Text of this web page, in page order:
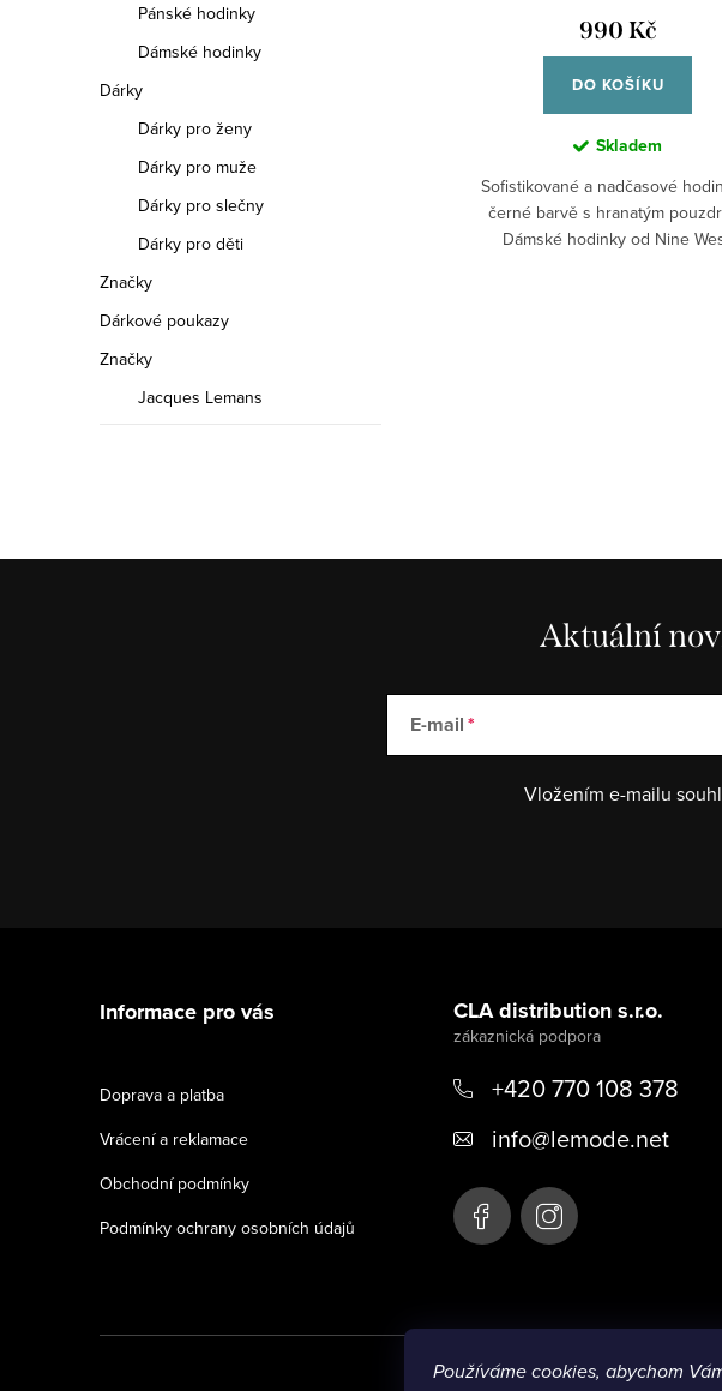
Používáme cookies, abychom
Pánské hodinky
Dámské hodinky
Dárky
Dárky pro ženy
Dárky pro muže
Dárky pro slečny
Dárky pro děti
Značky
Dárkové poukazy
Značky
Jacques Lemans
990 Kč
DO KOŠÍKU
Skladem
Sofistikované a nadčasové
černé barvě s hranatým
Dámské hodinky od Nine
Aktuální
E-mail
Vložením e-mailu
Informace pro vás
Doprava a platba
Vrácení a reklamace
Obchodní podmínky
Podmínky ochrany osobních údajů
CLA distribution s.r.o.
+420 770 108 378
info@lemode.net